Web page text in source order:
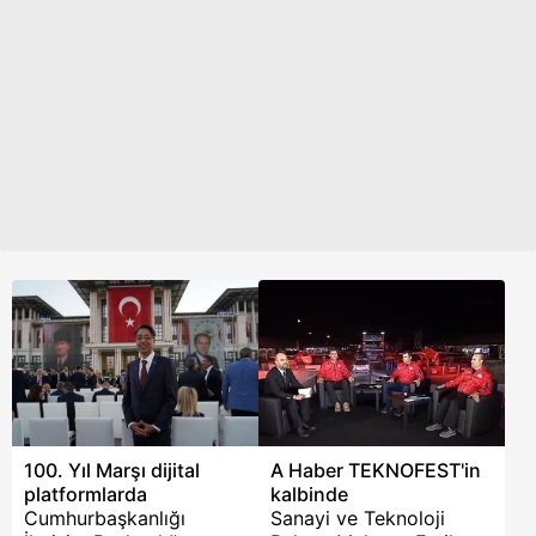
100. Yıl Marşı dijital
platformlarda
Cumhurbaşkanlığı
A Haber TEKNOFEST'in
kalbinde
Sanayi ve Teknoloji